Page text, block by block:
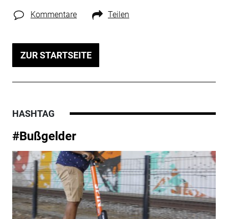
Kommentare Teilen
ZUR STARTSEITE
HASHTAG
#Bußgelder